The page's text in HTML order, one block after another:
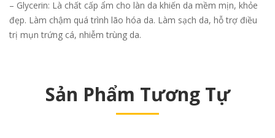
– Glycerin: Là chất cấp ẩm cho làn da khiến da mềm mịn, khỏe
đẹp. Làm chậm quá trình lão hóa da. Làm sạch da, hỗ trợ điều
trị mụn trứng cá, nhiễm trùng da.
Sản Phẩm Tương Tự